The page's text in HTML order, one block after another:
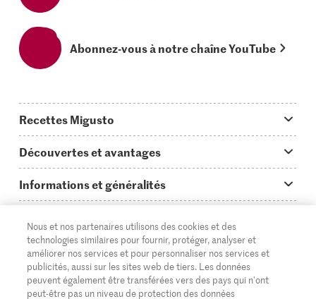
Abonnez-vous à notre chaîne YouTube
Recettes Migusto
Idées de menus
Plats principaux
Simple & vite prêt
Apéritif
Préparations au four
Découvertes et avantages
On en parle...
Tutoriels
Glossaire des ingrédients
Login Migusto
Informations et généralités
Questions concernant Migusto
Cuisiner avec Migusto
Service clientèle & contact
Supermarché
Migros Online
DE FR IT
Nous et nos partenaires utilisons des cookies et des
technologies similaires pour fournir, protéger, analyser et
améliorer nos services et pour personnaliser nos services et
publicités, aussi sur les sites web de tiers. Les données
peuvent également être transférées vers des pays qui n'ont
peut-être pas un niveau de protection des données